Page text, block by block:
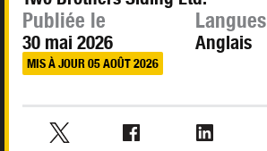
Publiée le
30 mai 2026
MIS À JOUR 05 AOÛT 2026
Langues
Anglais